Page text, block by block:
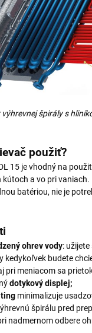
špirály s
použiť?
15 je vhodný na
a vo pri vaniach.
batériou, nie je
ohrev vody:
kedykoľvek budete
pri meniacom sa
dotykovýdisplej;
minimalizuje
špirálu pred
nadmernom odbere